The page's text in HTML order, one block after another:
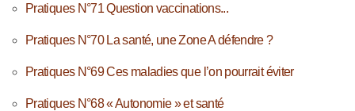
Pratiques N°71 Question vaccinations...
Pratiques N°70 La santé, une Zone A défendre ?
Pratiques N°69 Ces maladies que l’on pourrait éviter
Pratiques N°68 « Autonomie » et santé